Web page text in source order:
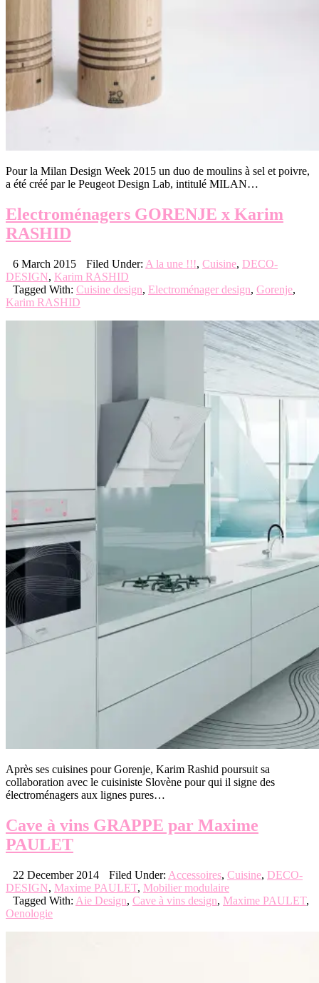
Pour la Milan Design Week 2015 un duo de moulins à sel et poivre,
a été créé par le Peugeot Design Lab, intitulé MILAN…
Electroménagers GORENJE x Karim
RASHID
6 March 2015 Filed Under: A la une !!!, Cuisine, DECO-
DESIGN, Karim RASHID
Tagged With: Cuisine design, Electroménager design, Gorenje,
Karim RASHID
Après ses cuisines pour Gorenje, Karim Rashid poursuit sa
collaboration avec le cuisiniste Slovène pour qui il signe des
électroménagers aux lignes pures…
Cave à vins GRAPPE par Maxime
PAULET
22 December 2014 Filed Under: Accessoires, Cuisine, DECO-
DESIGN, Maxime PAULET, Mobilier modulaire
Tagged With: Aie Design, Cave à vins design, Maxime PAULET,
Oenologie